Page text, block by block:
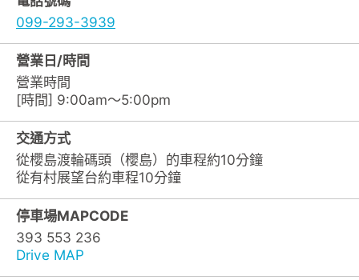
099-293-3939
營業日/時間
營業時間
[時間] 9:00am～5:00pm
交通方式
從櫻島渡輪碼頭（櫻島）的車程約10分鐘
從有村展望台約車程10分鐘
停車場MAPCODE
393 553 236
Drive MAP